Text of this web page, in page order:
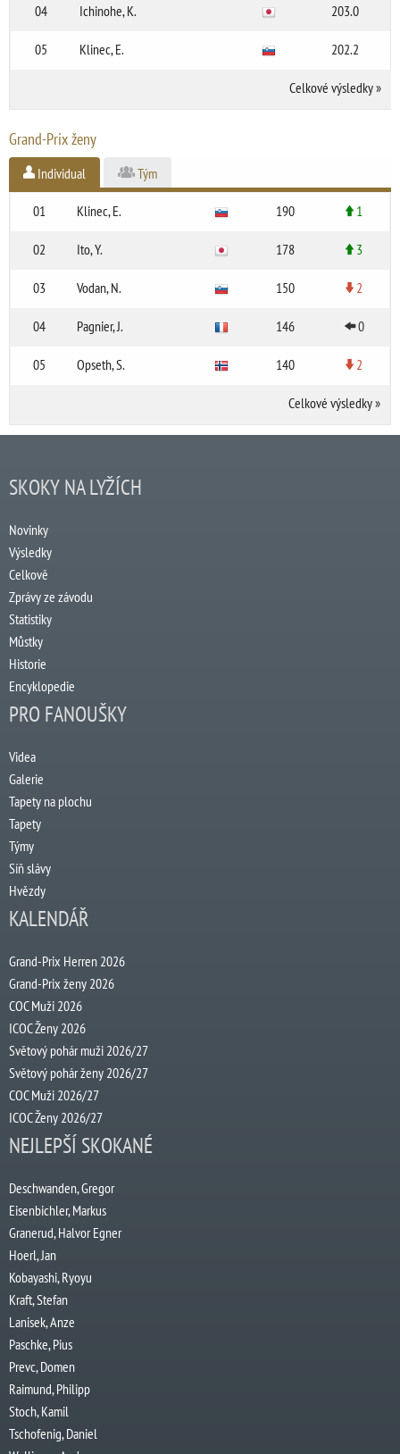
04 Ichinohe, K. 203.0
05 Klinec, E. 202.2
Celkové výsledky»
Grand-Prix ženy
Individual Tým
01 Klinec, E. 190 1
02 Ito, Y. 178 3
03 Vodan, N. 150 2
04 Pagnier, J. 146 0
05 Opseth, S. 140 2
Celkové výsledky»
SKOKY NA LYŽÍCH
Novinky
Výsledky
Celkově
Zprávy ze závodu
Statistiky
Můstky
Historie
Encyklopedie
PRO FANOUŠKY
Videa
Galerie
Tapety na plochu
Tapety
Týmy
Síň slávy
Hvězdy
KALENDÁŘ
Grand-Prix Herren 2026
Grand-Prix ženy 2026
COC Muži 2026
ICOC Ženy 2026
Světový pohár muži 2026/27
Světový pohár ženy 2026/27
COC Muži 2026/27
ICOC Ženy 2026/27
NEJLEPŠÍ SKOKANÉ
Deschwanden, Gregor
Eisenbichler, Markus
Granerud, Halvor Egner
Hoerl, Jan
Kobayashi, Ryoyu
Kraft, Stefan
Lanisek, Anze
Paschke, Pius
Prevc, Domen
Raimund, Philipp
Stoch, Kamil
Tschofenig, Daniel